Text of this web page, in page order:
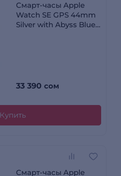
Смарт-часы Apple
Watch SE GPS 44mm
Silver with Abyss Blue
33 390 сом
Купить
Смарт-часы Apple